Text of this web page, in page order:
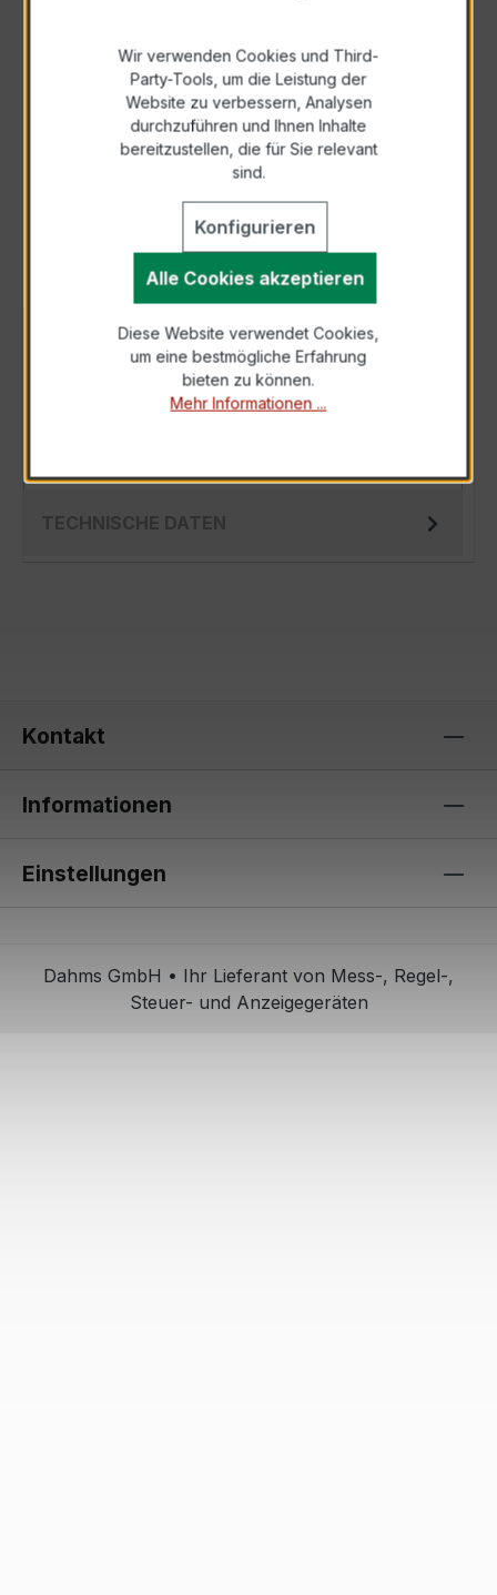
Zur Sammelanfrage hinzufügen
Anfrage telefonisch
Als PDF exportieren
BESCHREIBUNG
Der Hochfrequenz Kabelumbau-Stromwandler
XKBR 28 250/1A 1VA Kl.1FS5 ist ein
TECHNISCHE DATEN
Kontakt
Informationen
Einstellungen
Dahms GmbH • Ihr Lieferant von Mess-, Regel-,
Steuer- und Anzeigegeräten
Wir verwenden Cookies und Third-
Party-Tools, um die Leistung der
Website zu verbessern, Analysen
durchzuführen und Ihnen Inhalte
bereitzustellen, die für Sie relevant
sind.
Konfigurieren
Alle Cookies akzeptieren
Diese Website verwendet Cookies,
um eine bestmögliche Erfahrung
bieten zu können.
Mehr Informationen ...